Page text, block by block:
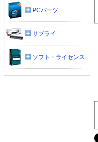
PCパーツ
サプライ
ソフト・ライセンス